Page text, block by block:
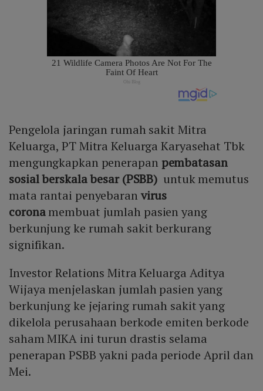
Pengelola jaringan rumah sakit Mitra
Keluarga, PT Mitra Keluarga Karyasehat Tbk
mengungkapkan penerapan pembatasan
sosial berskala besar (PSBB) untuk memutus
mata rantai penyebaran virus
coronamembuat jumlah pasien yang
berkunjung ke rumah sakit berkurang
signifikan.
Investor Relations Mitra Keluarga Aditya
Wijaya menjelaskan jumlah pasien yang
berkunjung ke jejaring rumah sakit yang
dikelola perusahaan berkode emiten berkode
saham MIKA ini turun drastis selama
penerapan PSBB yakni pada periode April dan
Mei.